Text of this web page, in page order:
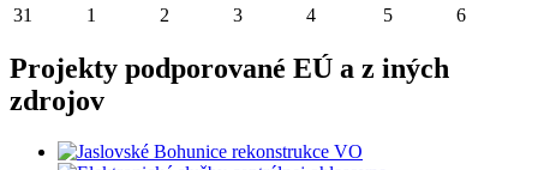
31 1 2 3 4 5 6
Projekty podporované EÚ a z iných
zdrojov